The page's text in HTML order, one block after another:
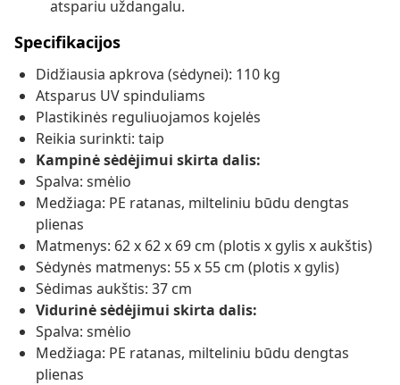
atspariu uždangalu.
Specifikacijos
Didžiausia apkrova (sėdynei): 110 kg
Atsparus UV spinduliams
Plastikinės reguliuojamos kojelės
Reikia surinkti: taip
Kampinė sėdėjimui skirta dalis:
Spalva: smėlio
Medžiaga: PE ratanas, milteliniu būdu dengtas
plienas
Matmenys: 62 x 62 x 69 cm (plotis x gylis x aukštis)
Sėdynės matmenys: 55 x 55 cm (plotis x gylis)
Sėdimas aukštis: 37 cm
Vidurinė sėdėjimui skirta dalis:
Spalva: smėlio
Medžiaga: PE ratanas, milteliniu būdu dengtas
plienas